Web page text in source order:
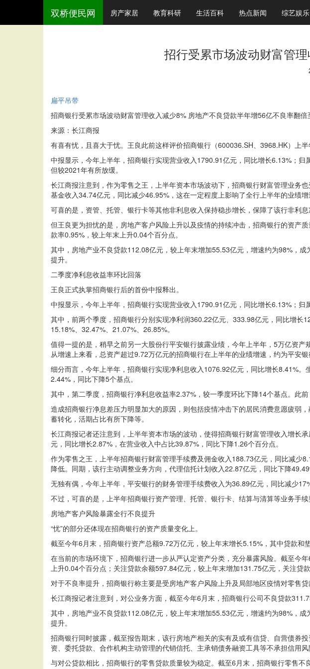
双桥便民网 房产家居 教育科研 生活百科 热点新闻 综艺娱乐
招行受累市场波动财富管
扁平吊带
招商银行受累市场波动财富管理收入减少8% 房地产不良贷款半年增56亿不良率翻倍
来源：长江商报
有喜有忧，且喜大于忧。王良此前这样评价招商银行（600036.SH、3968.HK）上半
中报显示，今年上半年，招商银行实现营业收入1790.91亿元，同比增长6.13%；
但较2021年有所放缓。
长江商报注意到，作为零售之王，上半年资本市场波动下，招商银行财富管理业务
基金收入34.74亿元，同比减少46.95%，这在一定程度上影响了全行上半年的业绩增
可喜的是，资管、托管、银行卡等其他非利息收入保持稳步增长，保障了该行非利息
但王良更为担忧的是，房地产客户风险上升以及疫情的持续冲击，招商银行的资产
款率0.95%，较上年末上升0.04个百分点。
其中，房地产业不良贷款112.08亿元，较上年末增加55.53亿元，增速约为98%，
提升。
二季度净利息收益率环比回落
王良正式执掌招商银行后的首份中报释出。
中报显示，今年上半年，招商银行实现营业收入1790.91亿元，同比增长6.13%；归
其中，前两个季度，招商银行分别实现净利润360.22亿元、333.98亿元，同比增
15.18%、32.47%、21.07%、26.85%。
值得一提的是，稍早之前另一大股份行平安银行披露业绩，今年上半年，5万亿资
从增速上来看，总资产超过9.72万亿元的招商银行在上半年的业绩增速，约为平安银
细分而言，今年上半年，招商银行实现净利息收入1076.92亿元，同比增长8.41%
2.44%，同比下降5个基点。
其中，第二季度，招商银行净利息收益率2.37%，较一季度环比下降14个基点。此
造成招商银行净息差压力明显加大的原因，则包括疫情冲击下的居民消费意愿疲弱
蓄转化，活期占比有所下降等。
长江商报记者还注意到，上半年资本市场的波动，使得招商银行财富管理收入增长
元，同比增长2.87%，在营业收入中占比39.87%，同比下降1.26个百分点。
作为零售之王，上半年招商银行财富管理手续费及佣金收入188.73亿元，同比减
降低。同期，该行主动调整业务方向，代理信托计划收入22.87亿元，同比下降
无独有偶，今年上半年，平安银行的财务管理手续费收入为36.89亿元，同比减少
不过，可喜的是，上半年招商银行资产管理、托管、银行卡、结算与清算等业务手
房地产客户风险暴露全行不良提升
“忧”的部分还体现在招商银行的资产质量变化上。
截至今年6月末，招商银行资产总额9.72万亿元，较上年末增长5.15%，其中贷款和
在当前的市场环境下，招商银行进一步从严认定资产分类，充分暴露风险。截至今
上升0.04个百分点；关注贷款余额597.84亿元，较上年末增加131.75亿元，关注贷
对于不良率提升，招商银行称主要是受房地产客户风险上升及局部地区疫情对零售贷
长江商报记者注意到，对公业务方面，截至今年6月末，招商银行公司不良贷款
其中，房地产业不良贷款112.08亿元，较上年末增加55.53亿元，增速约为98%，
提升。
招商银行同时披露，截至报告期末，该行房地产相关的实有及或有信贷、自营债券
资、委托贷款、合作机构主动管理的代销信托、主承销债务融资工具等不承担信用
与对公贷款相比，招商银行的零售贷款质量较为稳定。截至6月末，招商银行零售